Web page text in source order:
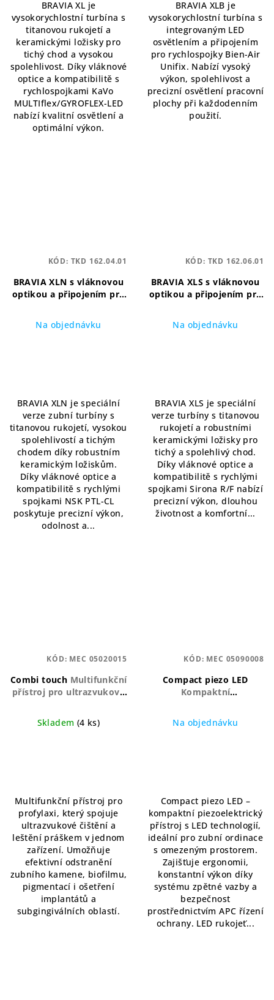
BRAVIA XL je
vysokorychlostní turbína s
titanovou rukojetí a
keramickými ložisky pro
tichý chod a vysokou
spolehlivost. Díky vláknové
optice a kompatibilitě s
rychlospojkami KaVo
MULTIflex/GYROFLEX-LED
nabízí kvalitní osvětlení a
optimální výkon.
BRAVIA XLB je
vysokorychlostní turbína s
integrovaným LED
osvětlením a připojením
pro rychlospojky Bien-Air
Unifix. Nabízí vysoký
výkon, spolehlivost a
precizní osvětlení pracovní
plochy při každodenním
použití.
BRAVIA XLN s vláknovou
optikou a připojením pro
Titanová
vysokorychlostní turbína
Na objednávku
BRAVIA XLN je speciální
verze zubní turbíny s
titanovou rukojetí, vysokou
spolehlivostí a tichým
chodem díky robustním
keramickým ložiskům.
Díky vláknové optice a
kompatibilitě s rychlými
spojkami NSK PTL-CL
poskytuje precizní výkon,
odolnost a...
KÓD: TKD 162.04.01
BRAVIA XLS s vláknovou
optikou a připojením pro
Titanová
vysokorychlostní turbína
Na objednávku
BRAVIA XLS je speciální
verze turbíny s titanovou
rukojetí a robustními
keramickými ložisky pro
tichý a spolehlivý chod.
Díky vláknové optice a
kompatibilitě s rychlými
spojkami Sirona R/F nabízí
precizní výkon, dlouhou
životnost a komfortní...
KÓD: TKD 162.06.01
Combi touch Multifunkční
přístroj pro ultrazvukové
– kompletní profylaxe v
jedné jednotce
Skladem (4 ks)
z
5
hvězdiček.
Multifunkční přístroj pro
profylaxi, který spojuje
ultrazvukové čištění a
leštění práškem v jednom
zařízení. Umožňuje
efektivní odstranění
zubního kamene, biofilmu,
pigmentací i ošetření
implantátů a
subgingiválních oblastí.
KÓD: MEC 05020015
Compact piezo LED
Kompaktní
ultrazvukový přístroj s
LED rukojetí pro
Na objednávku
Compact piezo LED –
kompaktní piezoelektrický
přístroj s LED technologií,
ideální pro zubní ordinace
s omezeným prostorem.
Zajišťuje ergonomii,
konstantní výkon díky
systému zpětné vazby a
bezpečnost
prostřednictvím APC řízení
ochrany. LED rukojeť...
KÓD: MEC 05090008